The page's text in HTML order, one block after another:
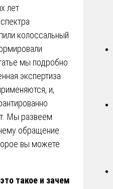
лет
колоссальный
мы подробно
экспертиза
и,
Мы развеем
обращение
вы можете
такое и зачем